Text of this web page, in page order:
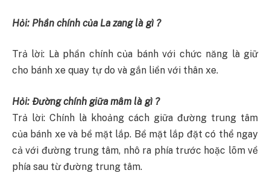
Hỏi: Phần chính của La zang là gì ?
Trả lời: Là phần chính của bánh với chức năng là giữ
cho bánh xe quay tự do và gắn liền với thân xe.
Hỏi: Đường chính giữa mâm là gì ?
Trả lời: Chính là khoảng cách giữa đường trung tâm
của bánh xe và bề mặt lắp. Bề mặt lắp đặt có thể ngay
cả với đường trung tâm, nhô ra phía trước hoặc lõm về
phía sau từ đường trung tâm.